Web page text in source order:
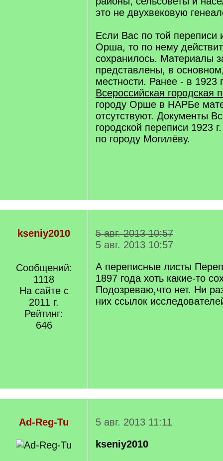
это не двухвековую
Если Вас по той переписи
Орша, то по нему
сохранилось. Материалы
представлены, в
местности. Ранее - в 1923
Всероссийская городская
городу Орше в НАРБе
отсутствуют. Документы
городской переписи 1923
по городу Могилёву.
kseniy2010
Сообщений:
1118
На сайте с
2011 г.
Рейтинг:
646
5 авг. 2013 10:57
5 авг. 2013 10:57
А переписные листы
1897 года хоть какие-то
Подозреваю,что нет. Ни
них ссылок
Ad-Reg-Tu
5 авг. 2013 11:11
kseniy2010